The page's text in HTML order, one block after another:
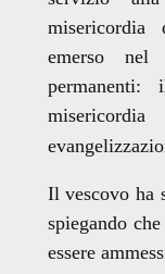
emerso nel
permanenti:
Il vescovo ha
spiegando
essere